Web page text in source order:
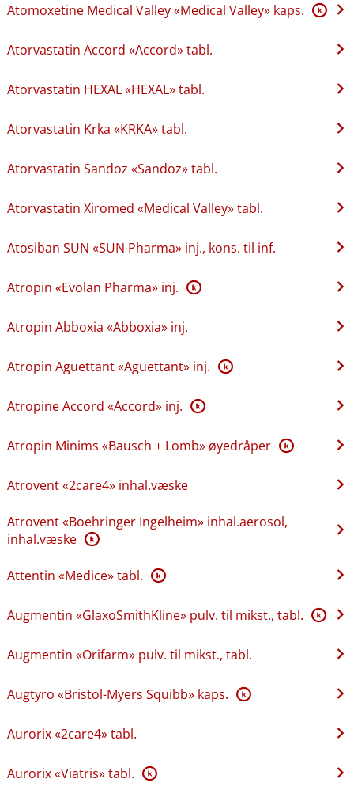
Atomoxetine Medical Valley «Medical Valley» kaps. K
Atorvastatin Accord «Accord» tabl.
Atorvastatin HEXAL «HEXAL» tabl.
Atorvastatin Krka «KRKA» tabl.
Atorvastatin Sandoz «Sandoz» tabl.
Atorvastatin Xiromed «Medical Valley» tabl.
Atosiban SUN «SUN Pharma» inj., kons. til inf.
Atropin «Evolan Pharma» inj. K
Atropin Abboxia «Abboxia» inj.
Atropin Aguettant «Aguettant» inj. K
Atropine Accord «Accord» inj. K
Atropin Minims «Bausch + Lomb» øyedråper K
Atrovent «2care4» inhal.væske
Atrovent «Boehringer Ingelheim» inhal.aerosol,
inhal.væske K
Attentin «Medice» tabl. K
Augmentin «GlaxoSmithKline» pulv. til mikst., tabl. K
Augmentin «Orifarm» pulv. til mikst., tabl.
Augtyro «Bristol-Myers Squibb» kaps. K
Aurorix «2care4» tabl.
Aurorix «Viatris» tabl. K